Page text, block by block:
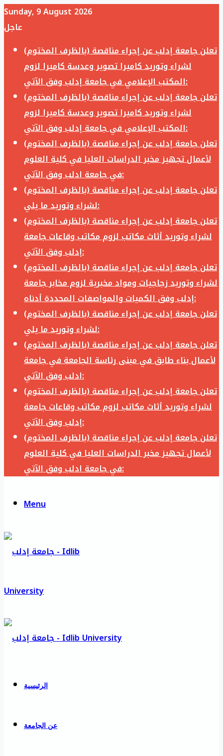
Sunday, 9 August 2026
عاجل
تعلن جامعة إدلب عن إجراء مناقصة (بالظرف المختوم)
لشراء وتوريد كاميرا تصوير وعدسة كاميرا لزوم
المكتب الإعلامي في جامعة إدلب وفق الآتي:
تعلن جامعة إدلب عن إجراء مناقصة (بالظرف المختوم)
لشراء وتوريد كاميرا تصوير وعدسة كاميرا لزوم
المكتب الإعلامي في جامعة إدلب وفق الآتي:
تعلن جامعة إدلب عن إجراء مناقصة (بالظرف المختوم)
لأعمال تجهيز مخبر الدراسات العليا في كلية العلوم
في جامعة ادلب وفق الآتي:
تعلن جامعة إدلب عن إجراء مناقصة (بالظرف المختوم)
لشراء وتوريد ما يلي:
تعلن جامعة إدلب عن إجراء مناقصة (بالظرف المختوم)
لشراء وتوريد أثاث مكاتب لزوم مكاتب وقاعات جامعة
إدلب وفق الآتي:
تعلن جامعة إدلب عن إجراء مناقصة (بالظرف المختوم)
لشراء وتوريد زجاجيات ومواد مخبرية لزوم مخابر جامعة
إدلب وفق الكميات والمواصفات المحددة أدناه:
تعلن جامعة إدلب عن إجراء مناقصة (بالظرف المختوم)
لشراء وتوريد ما يلي:
تعلن جامعة إدلب عن إجراء مناقصة (بالظرف المختوم)
لأعمال بناء طابق في مبنى رئاسة الجامعة في جامعة
ادلب وفق الآتي:
تعلن جامعة إدلب عن إجراء مناقصة (بالظرف المختوم)
لشراء وتوريد أثاث مكاتب لزوم مكاتب وقاعات جامعة
إدلب وفق الآتي:
تعلن جامعة إدلب عن إجراء مناقصة (بالظرف المختوم)
لأعمال تجهيز مخبر الدراسات العليا في كلية العلوم
في جامعة ادلب وفق الآتي:
Menu
الرئيسية
عن الجامعة